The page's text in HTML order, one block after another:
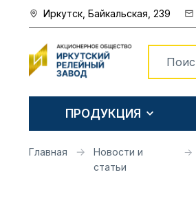
Иркутск, Байкальская, 239
ПРОДУКЦИЯ
Главная
Новости и
статьи